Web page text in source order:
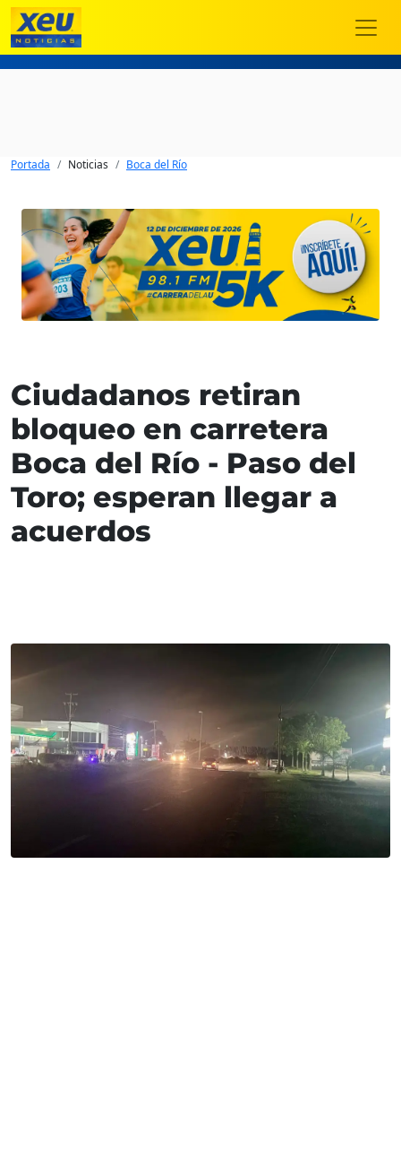
Portada Noticias Boca del Río
Ciudadanos retiran
bloqueo en carretera
Boca del Río - Paso del
Toro; esperan llegar a
acuerdos